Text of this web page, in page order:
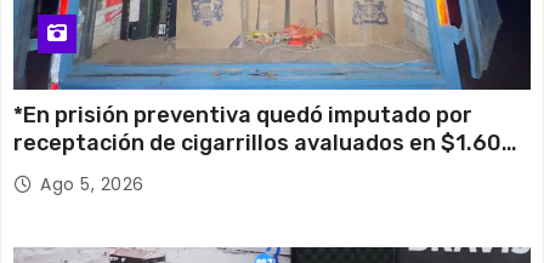
*En prisión preventiva quedó imputado por
receptación de cigarrillos avaluados en $1.600
millones*
Ago 5, 2026